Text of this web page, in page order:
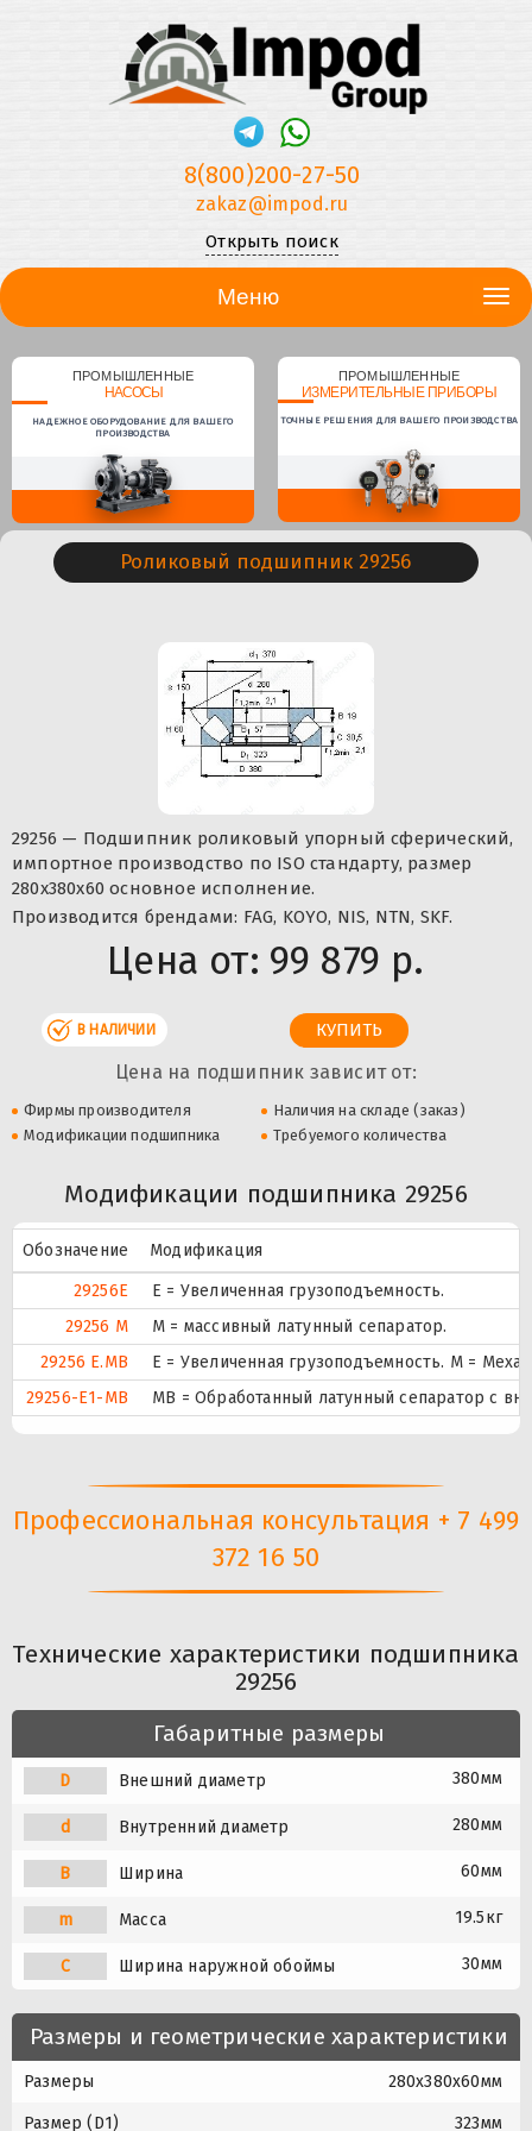
8(800)200-27-50
zakaz@impod.ru
Открыть поиск
Меню
ПРОМЫШЛЕННЫЕ
НАСОСЫ
НАДЕЖНОЕ ОБОРУДОВАНИЕ ДЛЯ ВАШЕГО
ПРОИЗВОДСТВА
ПРОМЫШЛЕННЫЕ
ИЗМЕРИТЕЛЬНЫЕ ПРИБОРЫ
ТОЧНЫЕ РЕШЕНИЯ ДЛЯ ВАШЕГО ПРОИЗВОДСТВА
Роликовый подшипник 29256
29256 — Подшипник роликовый упорный сферический,
импортное производство по ISO стандарту, размер
280x380x60 основное исполнение.
Производится брендами: FAG, KOYO, NIS, NTN, SKF.
Цена от: 99 879 р.
В НАЛИЧИИ
Цена на подшипник зависит от:
Фирмы производителя
Наличия на складе (заказ)
Модификации подшипника
Требуемого количества
Модификации подшипника 29256
Обозначение
Модификация
29256E
Е = Увеличенная грузоподъемность.
29256 M
M = массивный латунный сепаратор.
29256 E.MB
E = Увеличенная грузоподъемность. М =
29256-E1-MB
MB = Обработанный латунный сепаратор с
Профессиональная консультация + 7 499
372 16 50
Технические характеристики подшипника
29256
Габаритные размеры
D Внешний диаметр 380мм
d Внутренний диаметр 280мм
B Ширина 60мм
m Масса 19.5кг
C Ширина наружной обоймы 30мм
Размеры и геометрические характеристики
Размеры 280x380x60мм
Размер (D1) 323мм